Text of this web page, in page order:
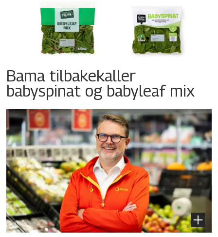
Bama tilbakekaller
babyspinat og babyleaf mix